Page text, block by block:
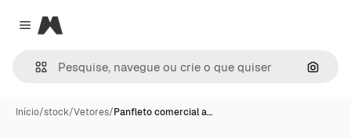
Close menu
Magnific
Início/stock/Vetores/Panfleto comercial a…